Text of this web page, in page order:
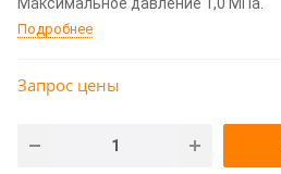
Подробнее
Запрос цены